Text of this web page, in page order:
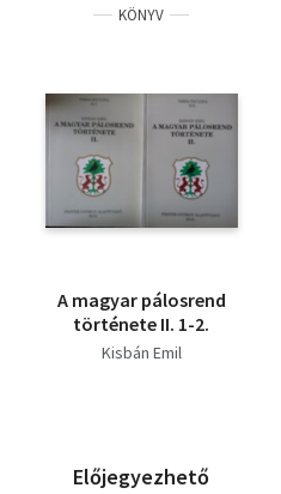
KÖNYV
A magyar pálosrend
története II. 1-2.
Kisbán Emil
Előjegyezhető